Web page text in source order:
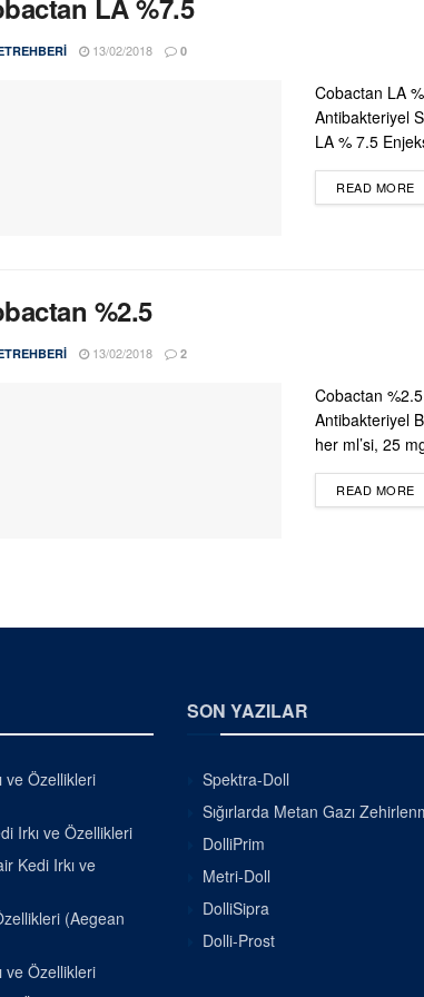
LA %7.5
13/02/2018 0
Cobactan LA
Antibakteriyel
LA % 7.5
READ MORE
%2.5
13/02/2018 2
Cobactan
Antibakteriyel
her ml’si, 25
READ MORE
ve Özellikleri
Irkı ve Özellikleri
Kedi Irkı ve
(Aegean
ve Özellikleri
SON YAZILAR
Spektra-Doll
Sığırlarda Metan Gazı
DolliPrim
Metri-Doll
DolliSipra
Dolli-Prost